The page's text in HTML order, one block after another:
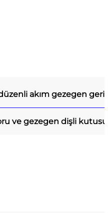
akım gezegen geri
ve gezegen dişli kutusu